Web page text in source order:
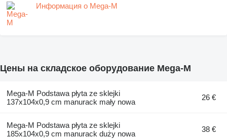
Информация о Mega-M
Цены на складское оборудование Mega-M
Mega-M Podstawa płyta ze sklejki
137x104x0,9 cm manurack mały nowa
26 €
Mega-M Podstawa płyta ze sklejki
185x104x0,9 cm manurack duży nowa
38 €